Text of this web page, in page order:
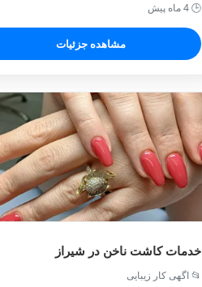
🕒 4 ماه پیش
مشاهده جزئیات
خدمات کاشت ناخن در شیراز
📂 اگهی کار زیبایی